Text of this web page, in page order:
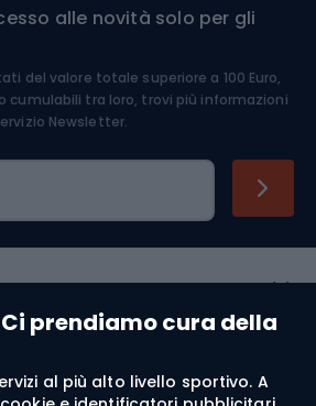
prendiamo cura della
al più alto livello sportivo. A
alle novità solo per gli
del valore totale superiore a 100 Euro,
cumulabili tra loro, trovi più informazioni
Newsletter.